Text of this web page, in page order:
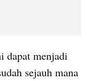
dapat menjadi
sejauh mana